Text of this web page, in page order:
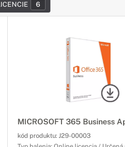
6
MICROSOFT 365 Business
kód produktu: J29-00003